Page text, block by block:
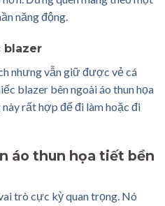
năng động.
blazer
nhưng vẫn giữ được vẻ cá
blazer bên ngoài áo thun họa
rất hợp để đi làm hoặc đi
áo thun họa tiết bền
trò cực kỳ quan trọng. Nó